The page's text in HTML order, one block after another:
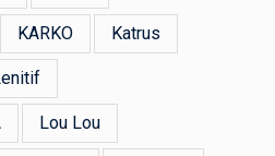
KARKO Katrus
Lou Lou